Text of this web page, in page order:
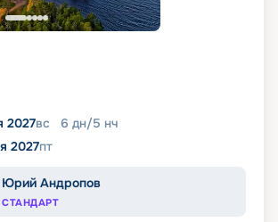
2027вс 6 дн/5 нч
2027пт
Юрий Андропов
СТАНДАРТ